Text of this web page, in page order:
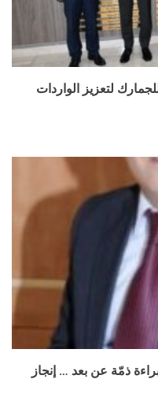
لتعزيز الواردات
ذمّة عن بعد … إنجاز